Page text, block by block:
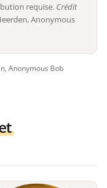
requise. Crédit
Anonymous
Anonymous Bob